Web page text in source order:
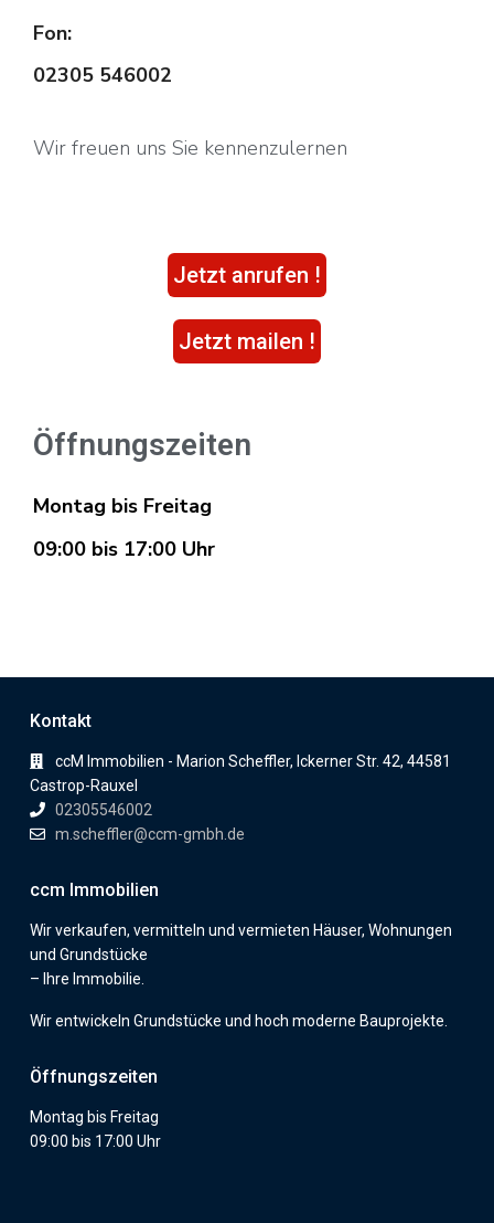
Fon:
02305 546002
Wir freuen uns Sie kennenzulernen
Jetzt anrufen !
Jetzt mailen !
Öffnungszeiten
Montag bis Freitag
09:00 bis 17:00 Uhr
Kontakt
ccM Immobilien - Marion Scheffler, Ickerner Str. 42, 44581
Castrop-Rauxel
02305546002
m.scheffler@ccm-gmbh.de
ccm Immobilien
Wir verkaufen, vermitteln und vermieten Häuser, Wohnungen
und Grundstücke
– Ihre Immobilie.
Wir entwickeln Grundstücke und hoch moderne Bauprojekte.
Öffnungszeiten
Montag bis Freitag
09:00 bis 17:00 Uhr